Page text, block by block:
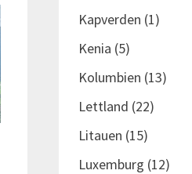
Kapverden (1)
Kenia (5)
Kolumbien (13)
Lettland (22)
Litauen (15)
Luxemburg (12)